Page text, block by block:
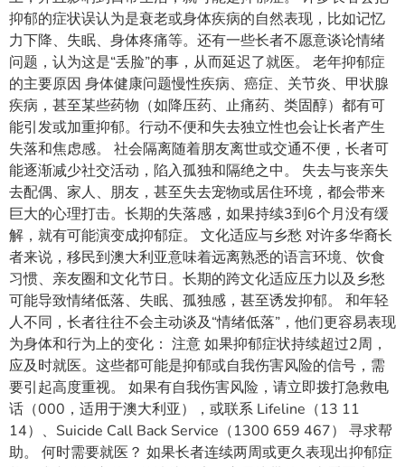
抑郁的症状误认为是衰老或身体疾病的自然表现，比如记忆
力下降、失眠、身体疼痛等。还有一些长者不愿意谈论情绪
问题，认为这是“丢脸”的事，从而延迟了就医。 老年抑郁症
的主要原因 身体健康问题慢性疾病、癌症、关节炎、甲状腺
疾病，甚至某些药物（如降压药、止痛药、类固醇）都有可
能引发或加重抑郁。行动不便和失去独立性也会让长者产生
失落和焦虑感。 社会隔离随着朋友离世或交通不便，长者可
能逐渐减少社交活动，陷入孤独和隔绝之中。 失去与丧亲失
去配偶、家人、朋友，甚至失去宠物或居住环境，都会带来
巨大的心理打击。长期的失落感，如果持续3到6个月没有缓
解，就有可能演变成抑郁症。 文化适应与乡愁 对许多华裔长
者来说，移民到澳大利亚意味着远离熟悉的语言环境、饮食
习惯、亲友圈和文化节日。长期的跨文化适应压力以及乡愁
可能导致情绪低落、失眠、孤独感，甚至诱发抑郁。 和年轻
人不同，长者往往不会主动谈及“情绪低落”，他们更容易表现
为身体和行为上的变化： 注意 如果抑郁症状持续超过2周，
应及时就医。这些都可能是抑郁或自我伤害风险的信号，需
要引起高度重视。 如果有自我伤害风险，请立即拨打急救电
话（000，适用于澳大利亚），或联系 Lifeline（13 11
14）、Suicide Call Back Service（1300 659 467） 寻求帮
助。 何时需要就医？ 如果长者连续两周或更久表现出抑郁症